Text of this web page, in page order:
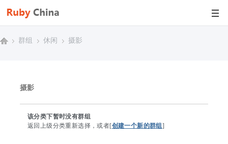
群组 休闲 摄影
摄影
该分类下暂时没有群组
返回上级分类重新选择，或者[创建一个新的群组]